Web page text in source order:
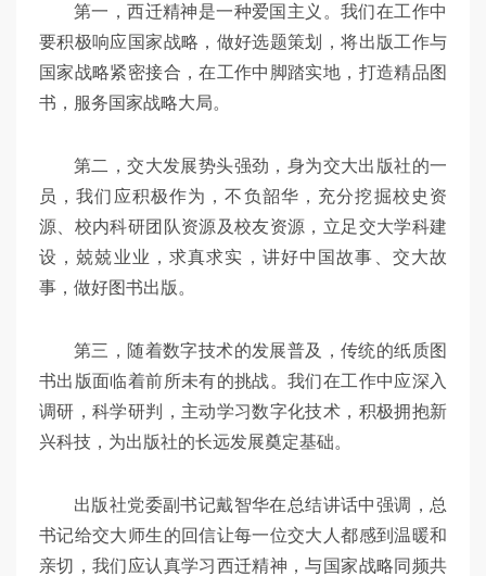
第一，西迁精神是一种爱国主义。我们在工作中
要积极响应国家战略，做好选题策划，将出版工作与
国家战略紧密接合，在工作中脚踏实地，打造精品图
书，服务国家战略大局。
第二，交大发展势头强劲，身为交大出版社的一
员，我们应积极作为，不负韶华，充分挖掘校史资
源、校内科研团队资源及校友资源，立足交大学科建
设，兢兢业业，求真求实，讲好中国故事、交大故
事，做好图书出版。
第三，随着数字技术的发展普及，传统的纸质图
书出版面临着前所未有的挑战。我们在工作中应深入
调研，科学研判，主动学习数字化技术，积极拥抱新
兴科技，为出版社的长远发展奠定基础。
出版社党委副书记戴智华在总结讲话中强调，总
书记给交大师生的回信让每一位交大人都感到温暖和
亲切，我们应认真学习西迁精神，与国家战略同频共